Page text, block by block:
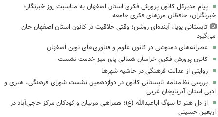
پیام مدیرکل کانون پرورش فکری استان اصفهان به مناسبت روز خبرنگار؛
خبرنگاران، حافظان مرزهای فکری جامعه
تابستانی پویا، آینده‌ای روشن؛ وقتی خلاقیت در کانون استان اصفهان جان
می‌گیرد
عصرانه‌های دمنوشی در کانون علوم و فناوری‌های نوین اصفهان
کانون پرورش فکری خراسان شمالی پای میز خدمت نشست
روایتی از عدالت فرهنگی در حاشیه شهرها
بررسی نظامنامه تابستانی کانون در دوازدهمین نشست شورای فرهنگی، هنری و
ادبی استان آذربایجان غربی
از دل هنر تا سوگ اباعبدالله (ع)؛ همراهی مربیان و کودکان مرکز حاجی‌آباد در
اربعین حسینی